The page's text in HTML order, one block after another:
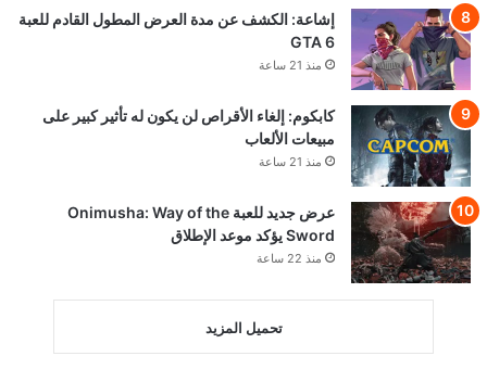
إشاعة: الكشف عن مدة العرض المطول القادم للعبة
GTA 6
منذ 21 ساعة
كابكوم: إلغاء الأقراص لن يكون له تأثير كبير على
مبيعات الألعاب
منذ 21 ساعة
عرض جديد للعبة Onimusha: Way of the
Sword يؤكد موعد الإطلاق
منذ 22 ساعة
تحميل المزيد